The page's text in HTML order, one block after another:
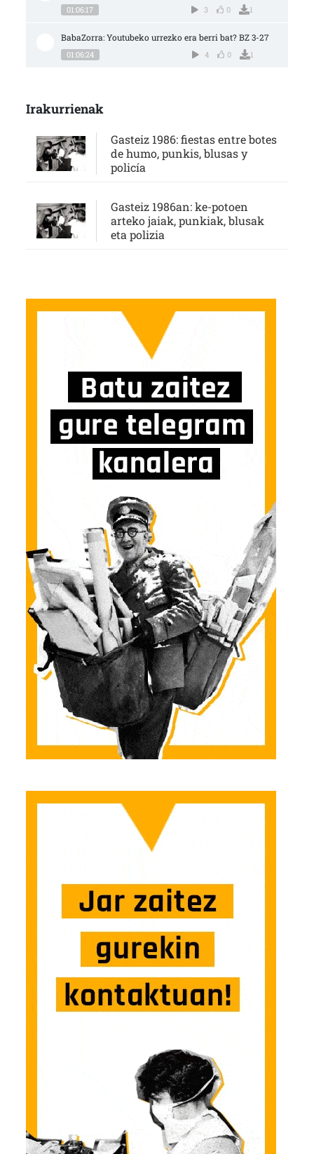
01:06:17 3 0 1
BabaZorra: Youtubeko urrezko era berri bat? BZ 3-27
01:06:24 4 0 1
Irakurrienak
Gasteiz 1986: fiestas entre botes
de humo, punkis, blusas y
policía
Gasteiz 1986an: ke-potoen
arteko jaiak, punkiak, blusak
eta polizia